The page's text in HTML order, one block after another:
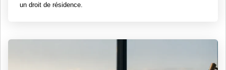
un droit de résidence.